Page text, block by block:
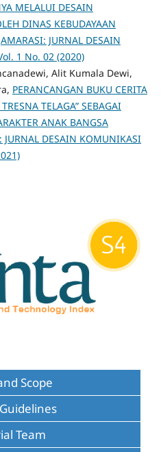
MELALUI DESAIN
DINAS KEBUDAYAAN
AMARASI: JURNAL DESAIN
1 No. 02 (2020)
Alit Kumala Dewi,
PERANCANGAN BUKU CERITA
TELAGA” SEBAGAI
ANAK BANGSA
JURNAL DESAIN KOMUNIKASI
Scope
Team